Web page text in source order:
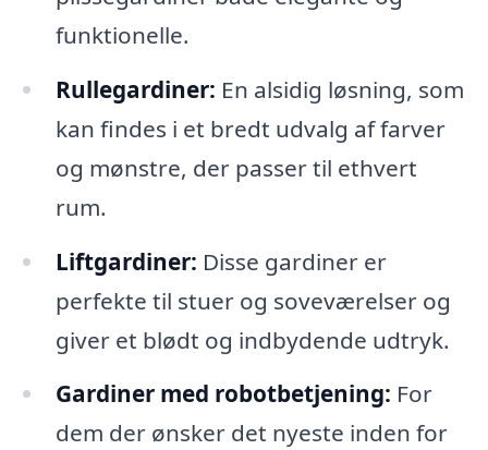
funktionelle.
Rullegardiner: En alsidig løsning, som
kan findes i et bredt udvalg af farver
og mønstre, der passer til ethvert
rum.
Liftgardiner: Disse gardiner er
perfekte til stuer og soveværelser og
giver et blødt og indbydende udtryk.
Gardiner med robotbetjening: For
dem der ønsker det nyeste inden for